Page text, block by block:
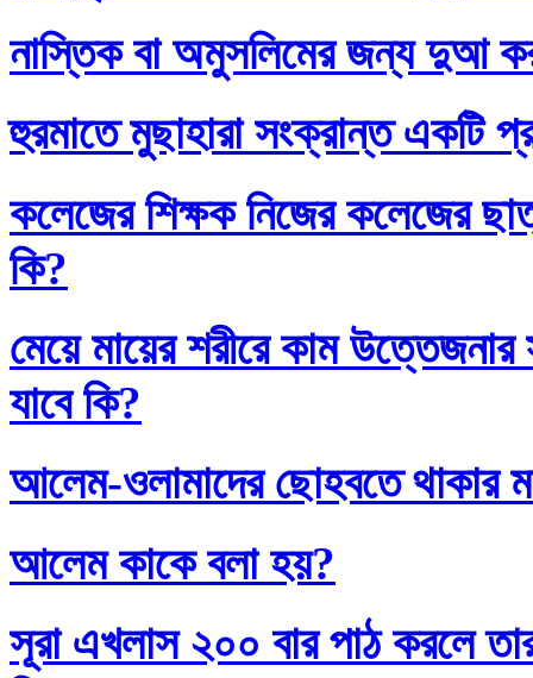
নাস্তিক বা অমুসলিমের জন্য দুআ
হুরমাতে মুছাহারা সংক্রান্ত একটি
কলেজের শিক্ষক নিজের কলেজের
কি?
মেয়ে মায়ের শরীরে কাম উত্তেজনার
যাবে কি?
আলেম-ওলামাদের ছোহবতে থাকার
আলেম কাকে বলা হয়?
সূরা এখলাস ২০০ বার পাঠ করলে